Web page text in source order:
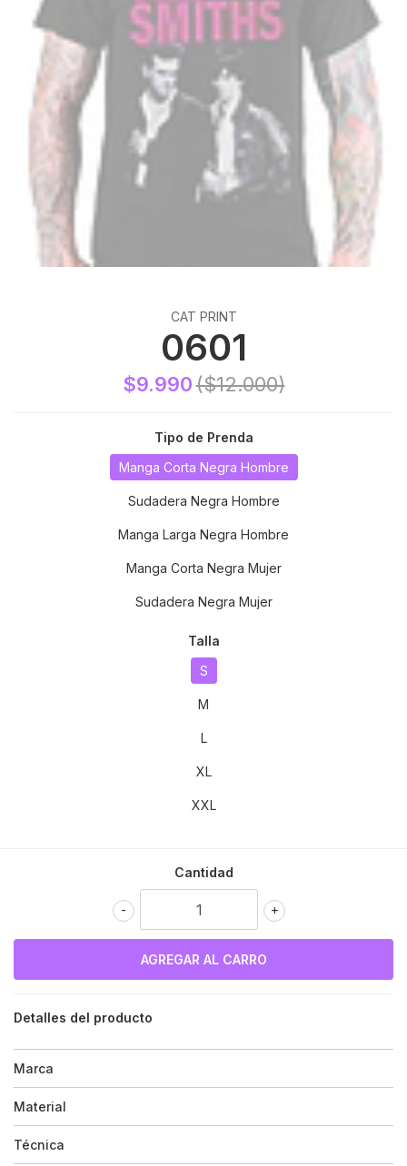
CAT PRINT
0601
$9.990($12.000)
Tipo de Prenda
Manga Corta Negra Hombre
Sudadera Negra Hombre
Manga Larga Negra Hombre
Manga Corta Negra Mujer
Sudadera Negra Mujer
Talla
S
M
L
XL
XXL
Cantidad
+
-
Detalles del producto
Marca
Material
Técnica